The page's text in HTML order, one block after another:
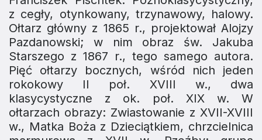
z cegły, otynkowany, trzynawowy, halowy.
Ołtarz główny z 1865 r., projektował Alojzy
Pazdanowski; w nim obraz św. Jakuba
Starszego z 1867 r., tego samego autora.
Pięć ołtarzy bocznych, wśród nich jeden
rokokowy II poł. XVIII w., dwa
klasycystyczne z ok. poł. XIX w. W
ołtarzach obrazy: Zwiastowanie z XVII-XVIII
w., Matka Boża z Dzieciątkiem, chrzcielnica